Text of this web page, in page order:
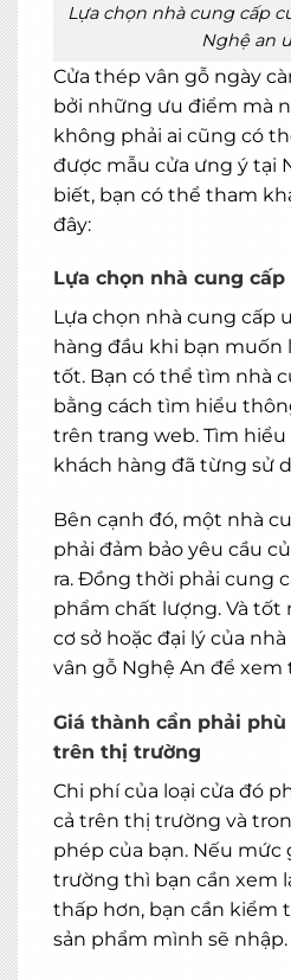
Lựa chọn nhà cung cấp
Nghệ an
Cửa thép vân gỗ ngày
bởi những ưu điểm mà
không phải ai cũng có
được mẫu cửa ưng ý tại
biết, bạn có thể tham
đây:
Lựa chọn nhà cung
Lựa chọn nhà cung cấp
hàng đầu khi bạn muốn
tốt. Bạn có thể tìm nhà
bằng cách tìm hiểu
trên trang web. Tìm
khách hàng đã từng sử
Bên cạnh đó, một nhà
phải đảm bảo yêu cầu
ra. Đồng thời phải cung
phẩm chất lượng. Và tốt
cơ sở hoặc đại lý của
vân gỗ Nghệ An để xem
Giá thành cần phải
trên thị trường
Chi phí của loại cửa đó
cả trên thị trường và
phép của bạn. Nếu mức
trường thì bạn cần xem
thấp hơn, bạn cần kiểm
sản phẩm mình sẽ nhập.